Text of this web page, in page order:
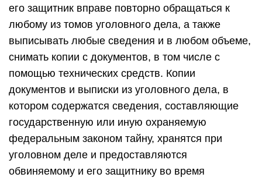
его защитник вправе повторно обращаться к
любому из томов уголовного дела, а также
выписывать любые сведения и в любом объеме,
снимать копии с документов, в том числе с
помощью технических средств. Копии
документов и выписки из уголовного дела, в
котором содержатся сведения, составляющие
государственную или иную охраняемую
федеральным законом тайну, хранятся при
уголовном деле и предоставляются
обвиняемому и его защитнику во время